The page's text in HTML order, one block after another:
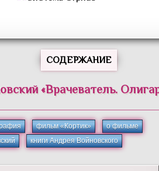
СОДЕРЖАНИЕ
«Врачеватель.
фильм «Кортик»
о фильме
книги Андрея Войновского